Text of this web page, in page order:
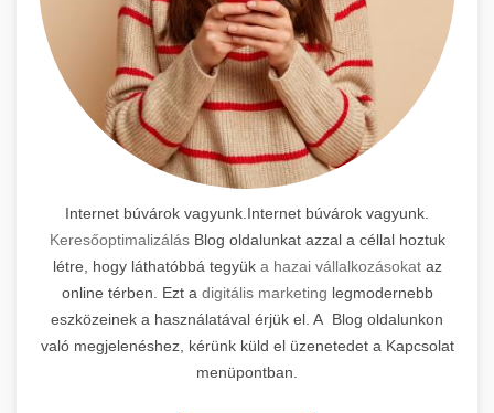
Internet búvárok vagyunk.Internet búvárok vagyunk.
KeresőoptimalizálásBlog oldalunkat azzal a céllal hoztuk
létre, hogy láthatóbbá tegyük a hazai vállalkozásokataz
online térben. Ezt a digitális marketing legmodernebb
eszközeinek a használatával érjük el. A Blog oldalunkon
való megjelenéshez, kérünk küld el üzenetedet a Kapcsolat
menüpontban.